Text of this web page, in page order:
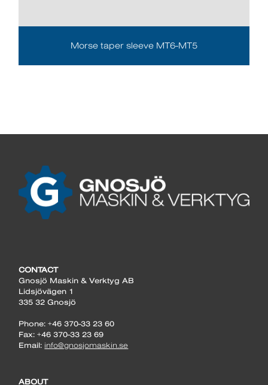
Morse taper sleeve MT6-MT5
CONTACT
Gnosjö Maskin & Verktyg AB
Lidsjövägen 1
335 32 Gnosjö
Phone: +46 370-33 23 60
Fax: +46 370-33 23 69
Email: info@gnosjomaskin.se
ABOUT